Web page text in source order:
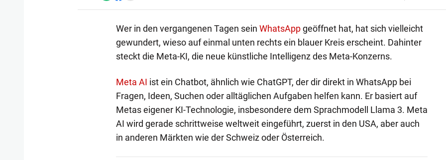
Wer in den vergangenen Tagen sein WhatsAppgeöffnet hat, hat sich vielleicht
gewundert, wieso auf einmal unten rechts ein blauer Kreis erscheint. Dahinter
steckt die Meta-KI, die neue künstliche Intelligenz des Meta-Konzerns.
Meta AI ist ein Chatbot, ähnlich wie ChatGPT, der dir direkt in WhatsApp bei
Fragen, Ideen, Suchen oder alltäglichen Aufgaben helfen kann. Er basiert auf
Metas eigener KI-Technologie, insbesondere dem Sprachmodell Llama 3. Meta
AI wird gerade schrittweise weltweit eingeführt, zuerst in den USA, aber auch
in anderen Märkten wie der Schweiz oder Österreich.